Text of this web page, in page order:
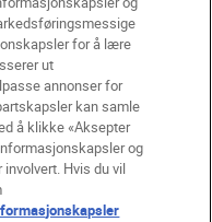
Bruksvilkår
Tilgjengelighet
for å lære
ut
annonser for
kan samle
å klikke «Aksepter
og
Hvis du vil